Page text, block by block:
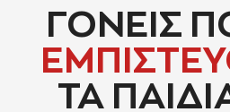
ΓΟΝΕΙΣ
ΤΑ